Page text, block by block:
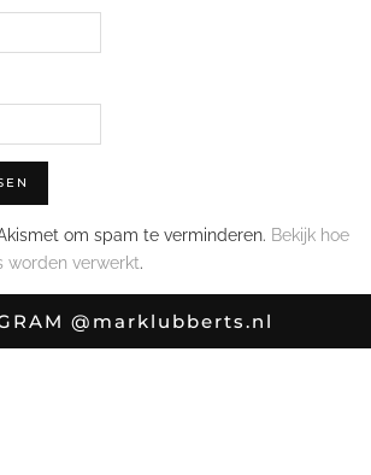
om spam te verminderen. Bekijk hoe
worden verwerkt.
@marklubberts.nl